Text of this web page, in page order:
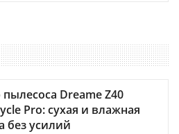
Dreame Z40
Pro: сухая и влажная
без усилий